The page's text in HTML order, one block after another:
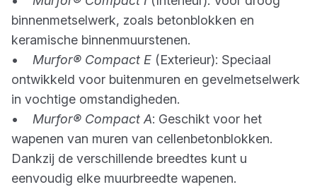
binnenmetselwerk, zoals betonblokken en
keramische binnenmuurstenen.
• Murfor® Compact E (Exterieur): Speciaal
ontwikkeld voor buitenmuren en gevelmetselwerk
in vochtige omstandigheden.
•
Murfor® Compact A: Geschikt voor het
wapenen van muren van cellenbetonblokken.
Dankzij de verschillende breedtes kunt u
eenvoudig elke muurbreedte wapenen.